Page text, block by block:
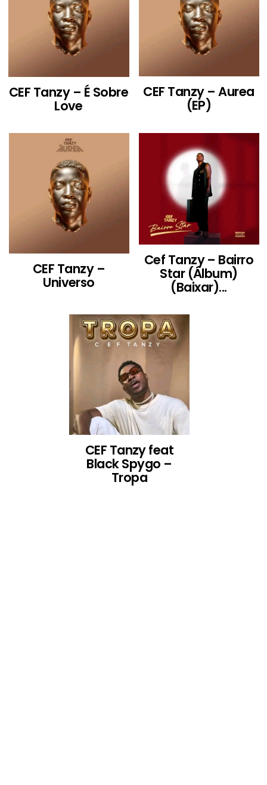
CEF Tanzy – É Sobre
Love
CEF Tanzy – Aurea
(EP)
CEF Tanzy –
Universo
Cef Tanzy – Bairro
Star (Álbum)
(Baixar)...
CEF Tanzy feat
Black Spygo –
Tropa